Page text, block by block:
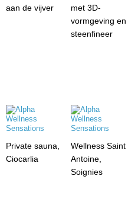
aan de vijver
met 3D-
vormgeving en
steenfineer
Private sauna,
Ciocarlia
Wellness Saint
Antoine,
Soignies